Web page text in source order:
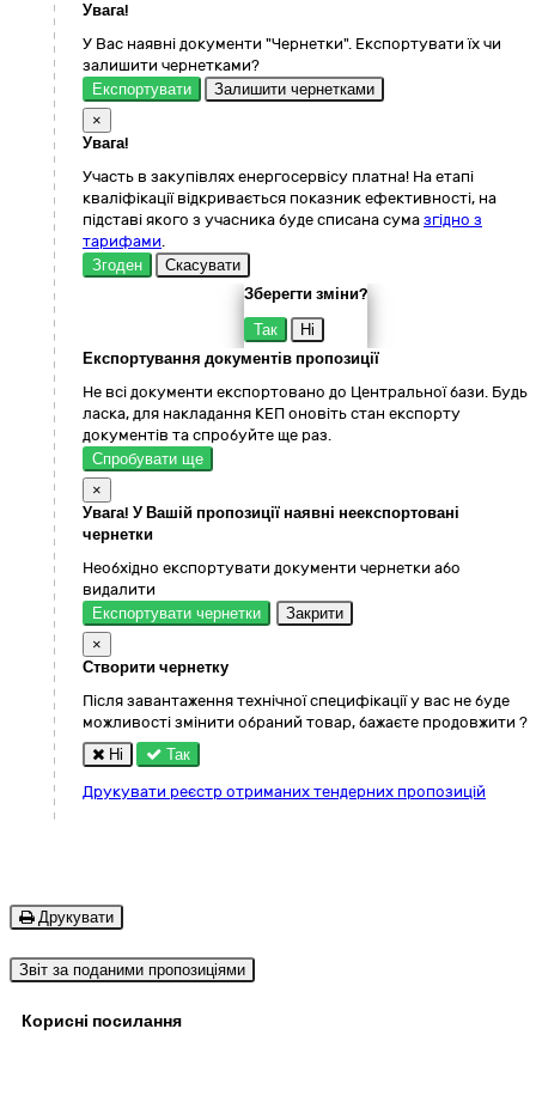
Увага!
У Вас наявні документи "Чернетки". Експортувати їх чи
залишити чернетками?
Експортувати
Залишити чернетками
×
Увага!
Участь в закупівлях енергосервісу платна! На етапі
кваліфікації відкривається показник ефективності, на
підставі якого з учасника буде списана сума згідно з
тарифами.
Згоден
Скасувати
Зберегти зміни?
Так
Ні
Експортування документів пропозиції
Не всі документи експортовано до Центральної бази. Будь
ласка, для накладання КЕП оновіть стан експорту
документів та спробуйте ще раз.
Спробувати ще
×
Увага! У Вашій пропозиції наявні неекспортовані
чернетки
Необхідно експортувати документи чернетки або
видалити
Експортувати чернетки
Закрити
×
Створити чернетку
Після завантаження технічної специфікації у вас не буде
можливості змінити обраний товар, бажаєте продовжити ?
Ні
Так
Друкувати реєстр отриманих тендерних пропозицій
Друкувати
Звіт за поданими пропозиціями
Корисні посилання